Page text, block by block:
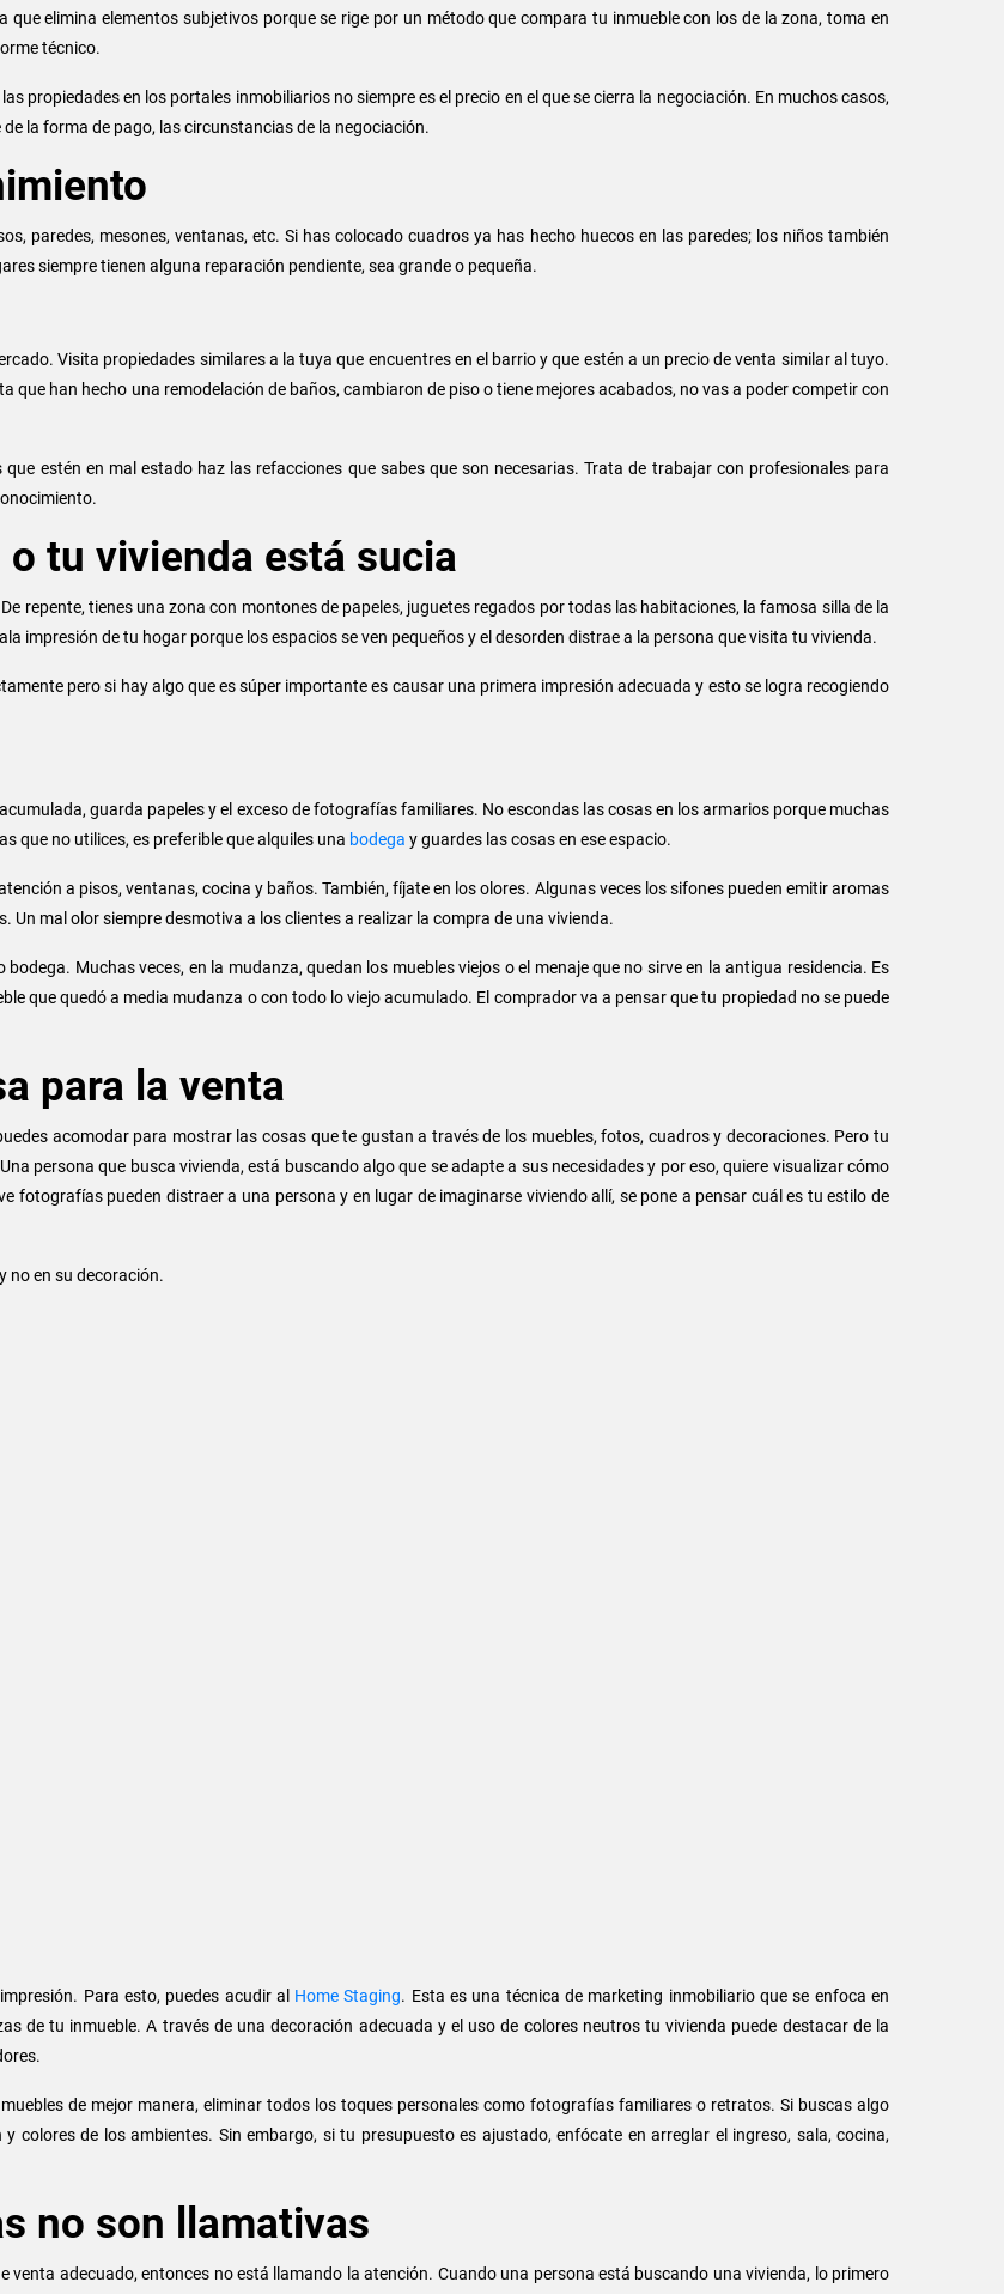
que elimina elementos subjetivos porque se rige por un método que compara tu inmueble con los de la zona, toma en
técnico.
propiedades en los portales inmobiliarios no siempre es el precio en el que se cierra la negociación. En muchos casos,
la forma de pago, las circunstancias de la negociación.
paredes, mesones, ventanas, etc. Si has colocado cuadros ya has hecho huecos en las paredes; los niños también
siempre tienen alguna reparación pendiente, sea grande o pequeña.
Visita propiedades similares a la tuya que encuentres en el barrio y que estén a un precio de venta similar al tuyo.
que han hecho una remodelación de baños, cambiaron de piso o tiene mejores acabados, no vas a poder competir con
estén en mal estado haz las refacciones que sabes que son necesarias. Trata de trabajar con profesionales para
tu vivienda está sucia
repente, tienes una zona con montones de papeles, juguetes regados por todas las habitaciones, la famosa silla de la
impresión de tu hogar porque los espacios se ven pequeños y el desorden distrae a la persona que visita tu vivienda.
pero si hay algo que es súper importante es causar una primera impresión adecuada y esto se logra recogiendo
guarda papeles y el exceso de fotografías familiares. No escondas las cosas en los armarios porque muchas
que no utilices, es preferible que alquiles una bodega y guardes las cosas en ese espacio.
a pisos, ventanas, cocina y baños. También, fíjate en los olores. Algunas veces los sifones pueden emitir aromas
mal olor siempre desmotiva a los clientes a realizar la compra de una vivienda.
Muchas veces, en la mudanza, quedan los muebles viejos o el menaje que no sirve en la antigua residencia. Es
que quedó a media mudanza o con todo lo viejo acumulado. El comprador va a pensar que tu propiedad no se puede
para la venta
acomodar para mostrar las cosas que te gustan a través de los muebles, fotos, cuadros y decoraciones. Pero tu
persona que busca vivienda, está buscando algo que se adapte a sus necesidades y por eso, quiere visualizar cómo
fotografías pueden distraer a una persona y en lugar de imaginarse viviendo allí, se pone a pensar cuál es tu estilo de
no en su decoración.
Para esto, puedes acudir al Home Staging. Esta es una técnica de marketing inmobiliario que se enfoca en
de tu inmueble. A través de una decoración adecuada y el uso de colores neutros tu vivienda puede destacar de la
de mejor manera, eliminar todos los toques personales como fotografías familiares o retratos. Si buscas algo
colores de los ambientes. Sin embargo, si tu presupuesto es ajustado, enfócate en arreglar el ingreso, sala, cocina,
no son llamativas
venta adecuado, entonces no está llamando la atención. Cuando una persona está buscando una vivienda, lo primero